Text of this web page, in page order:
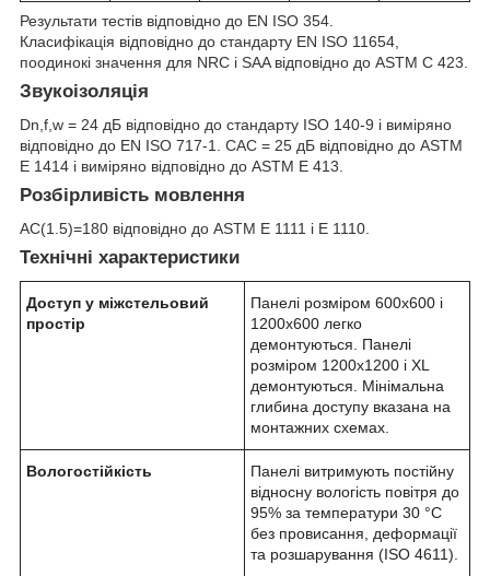
Результати тестів відповідно до EN ISO 354.
Класифікація відповідно до стандарту EN ISO 11654,
поодинокі значення для NRC і SAA відповідно до ASTM C 423.
Звукоізоляція
Dn,f,w = 24 дБ відповідно до стандарту ISO 140-9 і виміряно
відповідно до EN ISO 717-1. CAC = 25 дБ відповідно до ASTM
E 1414 і виміряно відповідно до ASTM E 413.
Розбірливість мовлення
AC(1.5)=180 відповідно до ASTM E 1111 і E 1110.
Технічні характеристики
Доступ у міжстельовий
простір
Панелі розміром 600x600 і
1200x600 легко
демонтуються. Панелі
розміром 1200x1200 і XL
демонтуються. Мінімальна
глибина доступу вказана на
монтажних схемах.
Вологостійкість
Панелі витримують постійну
відносну вологість повітря до
95% за температури 30 °C
без провисання, деформації
та розшарування (ISO 4611).